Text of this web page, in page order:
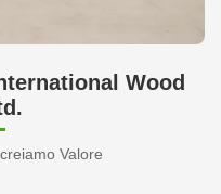
Wood
Valore